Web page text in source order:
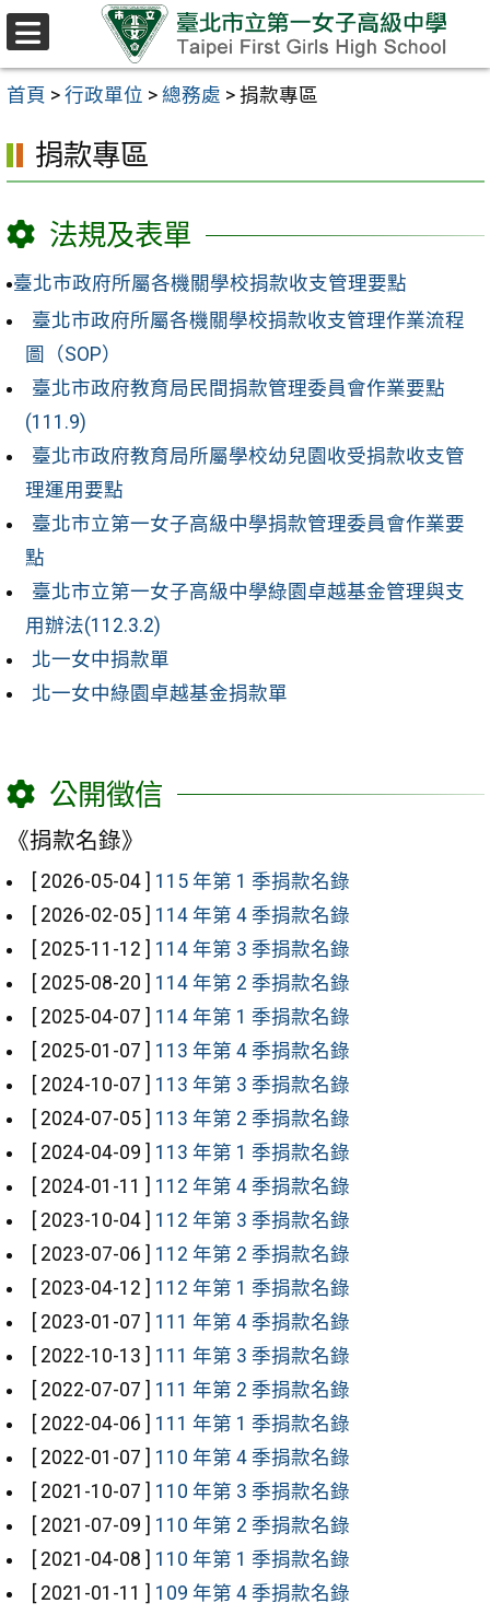
跳至主要內容區
首頁 > 行政單位 > 總務處 > 捐款專區
捐款專區
法規及表單
臺北市政府所屬各機關學校捐款收支管理要點
臺北市政府所屬各機關學校捐款收支管理作業流程
圖（SOP）
臺北市政府教育局民間捐款管理委員會作業要點
(111.9)
臺北市政府教育局所屬學校幼兒園收受捐款收支管
理運用要點
臺北市立第一女子高級中學捐款管理委員會作業要
點
臺北市立第一女子高級中學綠園卓越基金管理與支
用辦法(112.3.2)
北一女中捐款單
北一女中綠園卓越基金捐款單
公開徵信
《捐款名錄》
[ 2026-05-04 ] 115 年第 1 季捐款名錄
[ 2026-02-05 ] 114 年第 4 季捐款名錄
[ 2025-11-12 ] 114 年第 3 季捐款名錄
[ 2025-08-20 ]
114 年第 2 季捐款名錄
[ 2025-04-07 ]
114 年第 1 季捐款名錄
[ 2025-01-07 ]
113 年第 4 季捐款名錄
[ 2024-10-07 ]
113 年第 3 季捐款名錄
[ 2024-07-05 ]
113 年第 2 季捐款名錄
[ 2024-04-09 ]
113 年第 1 季捐款名錄
[ 2024-01-11 ]
112 年第 4 季捐款名錄
[ 2023-10-04 ]
112 年第 3 季捐款名錄
[ 2023-07-06 ]
112 年第 2 季捐款名錄
[ 2023-04-12 ]
112 年第 1 季捐款名錄
[ 2023-01-07 ]
111 年第 4 季捐款名錄
[ 2022-10-13 ]
111 年第 3 季捐款名錄
[ 2022-07-07 ] 111 年第 2 季捐款名錄
[ 2022-04-06 ] 111 年第 1 季捐款名錄
[ 2022-01-07 ] 110 年第 4 季捐款名錄
[ 2021-10-07 ] 110 年第 3 季捐款名錄
[ 2021-07-09 ] 110 年第 2 季捐款名錄
[ 2021-04-08 ] 110 年第 1 季捐款名錄
[ 2021-01-11 ] 109 年第 4 季捐款名錄
選
單